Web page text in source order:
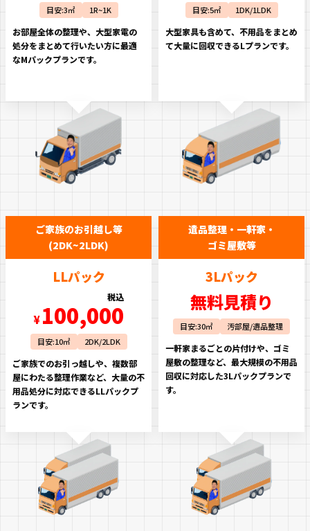
目安:3㎡ 1R~1K
お部屋全体の整理や、大型家電の
処分をまとめて行いたい方に最適
なMパックプランです。
目安:5㎡ 1DK/1LDK
大型家具も含めて、不用品をまとめ
て大量に回収できるLプランです。
ご家族のお引越し等
(2DK~2LDK)
LLパック
税込
¥100,000
目安:10㎡ 2DK/2LDK
ご家族でのお引っ越しや、複数部
屋にわたる整理作業など、大量の不
用品処分に対応できるLLパックプ
ランです。
遺品整理・一軒家・
ゴミ屋敷等
3Lパック
無料見積り
目安:30㎡ 汚部屋/遺品整理
一軒家まるごとの片付けや、ゴミ
屋敷の整理など、最大規模の不用品
回収に対応した3Lパックプランで
す。